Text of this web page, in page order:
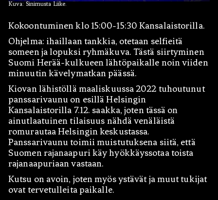
Kuva: Sinimusta Liike.
Kokoontuminen klo 15:00-15:30 Kansalaistorilla.
Ohjelma: ihaillaan tankkia, otetaan selfieitä
someen ja lopuksi ryhmäkuva. Tästä siirtyminen
Suomi Herää-kulkueen lähtöpaikalle noin viiden
minuutin kävelymatkan päässä.
Kiovan lähistöllä maaliskuussa 2022 tuhoutunut
panssarivaunu on esillä Helsingin
Kansalaistorilla 7.12. saakka, joten tässä on
ainutlaatuinen tilaisuus nähdä venäläistä
romurautaa Helsingin keskustassa.
Panssarivaunu toimii muistutuksena siitä, että
Suomen rajanaapuri käy hyökkäyssotaa toista
rajanaapuriaan vastaan.
Kutsu on avoin, joten myös ystävät ja muut tukijat
ovat tervetulleita paikalle.